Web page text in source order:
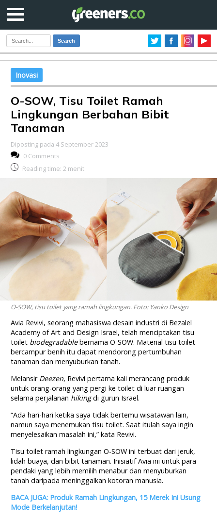
Search
Inovasi
O-SOW, Tisu Toilet Ramah
Lingkungan Berbahan Bibit
Tanaman
Diposting pada 4 September 2023
0 Comments
Reading time: 2 menit
O-SOW, tisu toilet yang ramah lingkungan. Foto: Yanko Design
Avia Revivi, seorang mahasiswa desain industri di Bezalel
Academy of Art and Design Israel, telah menciptakan tisu
toilet biodegradablebernama O-SOW. Material tisu toilet
bercampur benih itu dapat mendorong pertumbuhan
tanaman dan menyuburkan tanah.
Melansir Deezen, Revivi pertama kali merancang produk
untuk orang-orang yang pergi ke toilet di luar ruangan
selama perjalanan hikingdi gurun Israel.
“Ada hari-hari ketika saya tidak bertemu wisatawan lain,
namun saya menemukan tisu toilet. Saat itulah saya ingin
menyelesaikan masalah ini,” kata Revivi.
Tisu toilet ramah lingkungan O-SOW ini terbuat dari jeruk,
lidah buaya, dan bibit tanaman. Inisiatif Avia ini untuk para
pendaki yang lebih memilih menabur dan menyuburkan
tanah daripada meninggalkan kotoran manusia.
BACA JUGA: Produk Ramah Lingkungan, 15 Merek Ini Usung
Mode Berkelanjutan!